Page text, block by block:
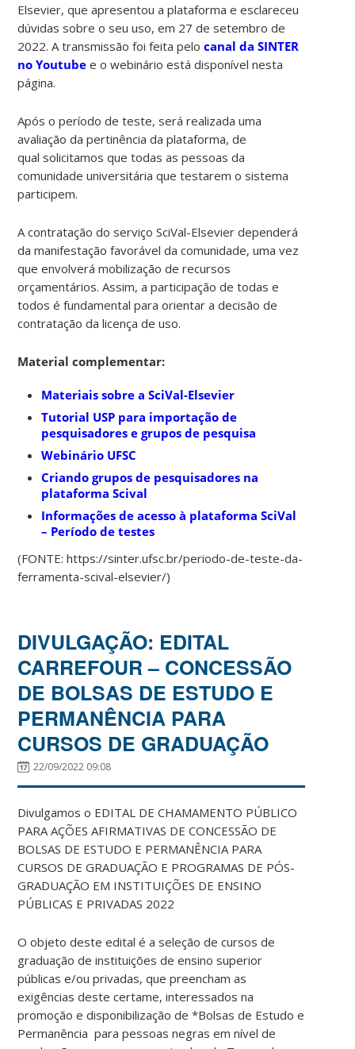
Elsevier, que apresentou a plataforma e esclareceu
dúvidas sobre o seu uso, em 27 de setembro de
2022. A transmissão foi feita pelocanal da SINTER
no Youtube e o webinário está disponível nesta
página.
Após o período de teste, será realizada uma
avaliação da pertinência da plataforma, de
qual solicitamos que todas as pessoas da
comunidade universitária que testarem o sistema
participem.
A contratação do serviço SciVal-Elsevier dependerá
da manifestação favorável da comunidade, uma vez
que envolverá mobilização de recursos
orçamentários. Assim, a participação de todas e
todos é fundamental para orientar a decisão de
contratação da licença de uso.
Material complementar:
Materiais sobre a SciVal-Elsevier
Tutorial USP para importação de
pesquisadores e grupos de pesquisa
Webinário UFSC
Criando grupos de pesquisadores na
plataforma Scival
Informações de acesso à plataforma SciVal
– Período de testes
(FONTE: https://sinter.ufsc.br/periodo-de-teste-da-
ferramenta-scival-elsevier/)
DIVULGAÇÃO: EDITAL
CARREFOUR – CONCESSÃO
DE BOLSAS DE ESTUDO E
PERMANÊNCIA PARA
CURSOS DE GRADUAÇÃO
22/09/2022 09:08
Divulgamos o EDITAL DE CHAMAMENTO PÚBLICO
PARA AÇÕES AFIRMATIVAS DE CONCESSÃO DE
BOLSAS DE ESTUDO E PERMANÊNCIA PARA
CURSOS DE GRADUAÇÃO E PROGRAMAS DE PÓS-
GRADUAÇÃO EM INSTITUIÇÕES DE ENSINO
PÚBLICAS E PRIVADAS 2022
O objeto deste edital é a seleção de cursos de
graduação de instituições de ensino superior
públicas e/ou privadas, que preencham as
exigências deste certame, interessados na
promoção e disponibilização de *Bolsas de Estudo e
Permanência para pessoas negras em nível de